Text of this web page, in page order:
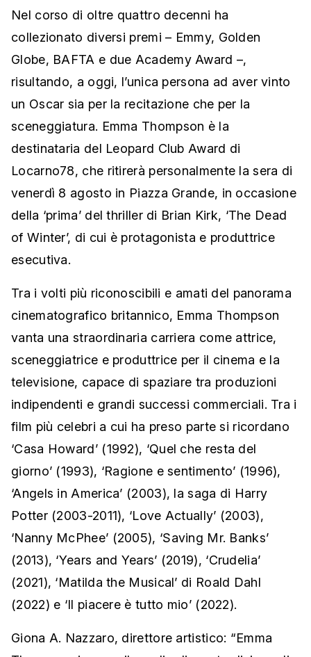
Nel corso di oltre quattro decenni ha
collezionato diversi premi – Emmy, Golden
Globe, BAFTA e due Academy Award –,
risultando, a oggi, l’unica persona ad aver vinto
un Oscar sia per la recitazione che per la
sceneggiatura. Emma Thompson è la
destinataria del Leopard Club Award di
Locarno78, che ritirerà personalmente la sera di
venerdì 8 agosto in Piazza Grande, in occasione
della ‘prima’ del thriller di Brian Kirk, ‘The Dead
of Winter’, di cui è protagonista e produttrice
esecutiva.
Tra i volti più riconoscibili e amati del panorama
cinematografico britannico, Emma Thompson
vanta una straordinaria carriera come attrice,
sceneggiatrice e produttrice per il cinema e la
televisione, capace di spaziare tra produzioni
indipendenti e grandi successi commerciali. Tra i
film più celebri a cui ha preso parte si ricordano
‘Casa Howard’ (1992), ‘Quel che resta del
giorno’ (1993), ‘Ragione e sentimento’ (1996),
‘Angels in America’ (2003), la saga di Harry
Potter (2003-2011), ‘Love Actually’ (2003),
‘Nanny McPhee’ (2005), ‘Saving Mr. Banks’
(2013), ‘Years and Years’ (2019), ‘Crudelia’
(2021), ‘Matilda the Musical’ di Roald Dahl
(2022) e ‘Il piacere è tutto mio’ (2022).
Giona A. Nazzaro, direttore artistico: “Emma